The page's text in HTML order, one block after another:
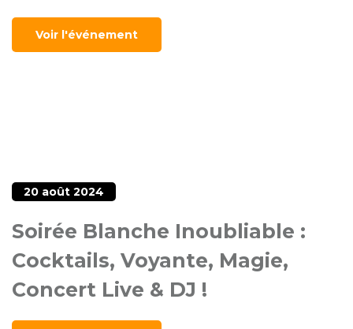
Voir l'événement
20 août 2024
Soirée Blanche Inoubliable :
Cocktails, Voyante, Magie,
Concert Live & DJ !